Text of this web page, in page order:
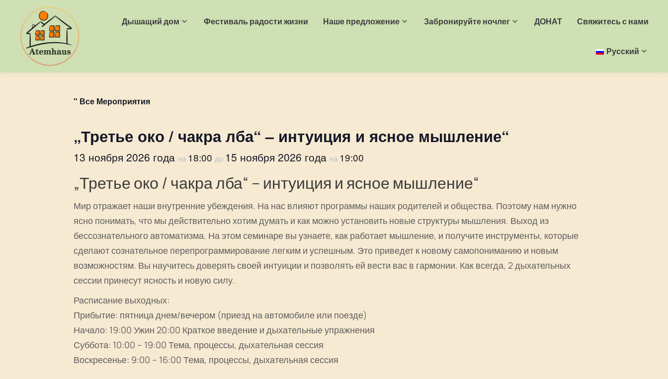
Дышащий дом Фестиваль радости жизни Наше предложение Забронируйте ночлег ДОНАТ Свяжитесь с нами
Русский
" Все Мероприятия
„Третье око / чакра лба“ – интуиция и ясное мышление“
13 ноября 2026 года на 18:00 до 15 ноября 2026 года на 19:00
„Третье око / чакра лба“ – интуиция и ясное мышление“
Мир отражает наши внутренние убеждения. На нас влияют программы наших родителей и общества. Поэтому нам нужно
ясно понимать, что мы действительно хотим думать и как можно установить новые структуры мышления. Выход из
бессознательного автоматизма. На этом семинаре вы узнаете, как работает мышление, и получите инструменты, которые
сделают сознательное перепрограммирование легким и успешным. Это приведет к новому самопониманию и новым
возможностям. Вы научитесь доверять своей интуиции и позволять ей вести вас в гармонии. Как всегда, 2 дыхательных
сессии принесут ясность и новую силу.
Расписание выходных:
Прибытие: пятница днем/вечером (приезд на автомобиле или поезде)
Начало: 19:00 Ужин 20:00 Краткое введение и дыхательные упражнения
Суббота: 10:00 – 19:00 Тема, процессы, дыхательная сессия
Воскресенье: 9:00 – 16:00 Тема, процессы, дыхательная сессия